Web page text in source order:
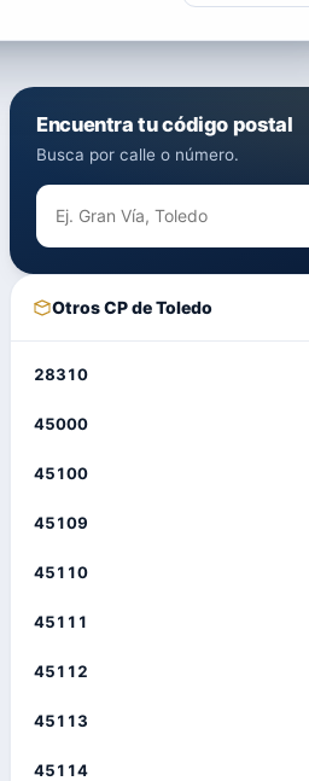
Encuentra tu código postal
Busca por calle o número.
Otros CP de Toledo
28310
45000
45100
45109
45110
45111
45112
45113
45114